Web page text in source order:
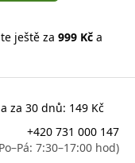
ještě za 999 Kč a
za 30 dnů: 149 Kč
+420 731 000 147
7:30–17:00 hod)